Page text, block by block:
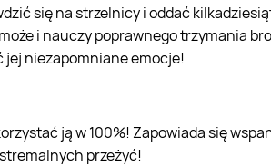
się na strzelnicy i oddać
i nauczy poprawnego trzymania
jej niezapomniane emocje!
ją w 100%! Zapowiada się
przeżyć!